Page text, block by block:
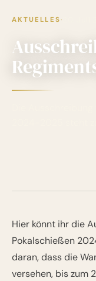
AKTUELLES·
Hier könnt ihr die
Pokalschießen
daran, dass die
versehen, bis zum